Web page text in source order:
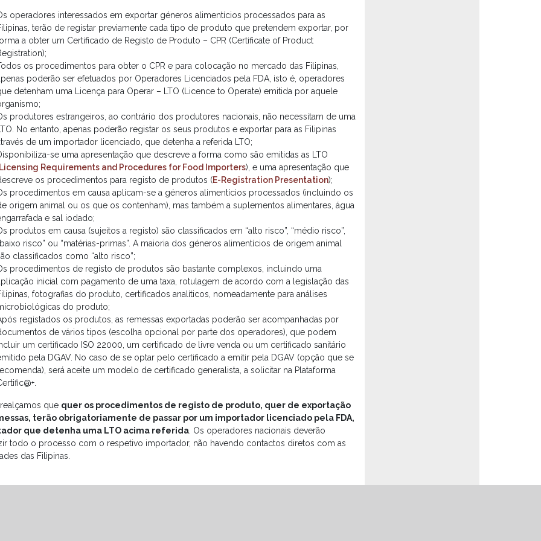
operadores interessados em exportar géneros alimentícios processados para as
terão de registar previamente cada tipo de produto que pretendem exportar, por
a obter um Certificado de Registo de Produto – CPR (Certificate of Product
os procedimentos para obter o CPR e para colocação no mercado das Filipinas,
poderão ser efetuados por Operadores Licenciados pela FDA, isto é, operadores
detenham uma Licença para Operar – LTO (Licence to Operate) emitida por aquele
produtores estrangeiros, ao contrário dos produtores nacionais, não necessitam de uma
No entanto, apenas poderão registar os seus produtos e exportar para as Filipinas
de um importador licenciado, que detenha a referida LTO;
se uma apresentação que descreve a forma como são emitidas as LTO
Requirements and Procedures for Food Importers), e uma apresentação que
os procedimentos para registo de produtos (E-Registration Presentation);
procedimentos em causa aplicam-se a géneros alimentícios processados (incluindo os
origem animal ou os que os contenham), mas também a suplementos alimentares, água
e sal iodado;
produtos em causa (sujeitos a registo) são classificados em “alto risco”, “médio risco”,
risco” ou “matérias-primas”. A maioria dos géneros alimentícios de origem animal
classificados como “alto risco”;
procedimentos de registo de produtos são bastante complexos, incluindo uma
inicial com pagamento de uma taxa, rotulagem de acordo com a legislação das
fotografias do produto, certificados analíticos, nomeadamente para análises
do produto;
registados os produtos, as remessas exportadas poderão ser acompanhadas por
de vários tipos (escolha opcional por parte dos operadores), que podem
um certificado ISO 22000, um certificado de livre venda ou um certificado sanitário
pela DGAV. No caso de se optar pelo certificado a emitir pela DGAV (opção que se
será aceite um modelo de certificado generalista, a solicitar na Plataforma
que quer os procedimentos de registo de produto, quer de exportação
terão obrigatoriamente de passar por um importador licenciado pela FDA,
que detenha uma LTO acima referida . Os operadores nacionais deverão
todo o processo com o respetivo importador, não havendo contactos diretos com as
das Filipinas.